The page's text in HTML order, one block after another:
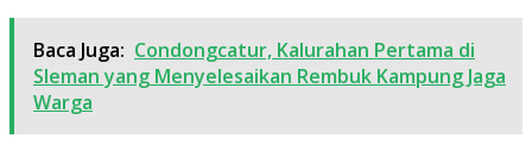
Baca Juga: Condongcatur, Kalurahan Pertama di
Sleman yang Menyelesaikan Rembuk Kampung Jaga
Warga